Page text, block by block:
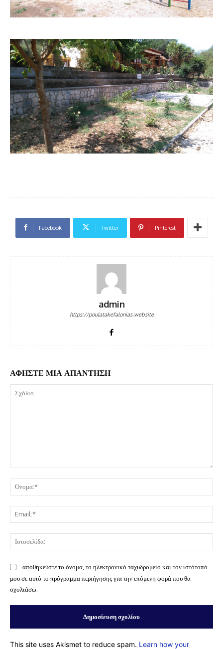
Facebook Twitter Pinterest
admin
https://poulatakefalonias.website
ΑΦΗΣΤΕ ΜΙΑ ΑΠΑΝΤΗΣΗ
αποθηκεύστε το όνομα, το ηλεκτρονικό ταχυδρομείο και τον ιστότοπό
μου σε αυτό το πρόγραμμα περιήγησης για την επόμενη φορά που θα
σχολιάσω.
This site uses Akismet to reduce spam. Learn how your